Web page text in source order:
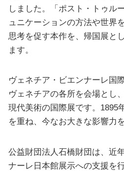
しました。「ポスト・トゥル
ュニケーションの方法や世界
思考を促す本作を、帰国展と
ます。
ヴェネチア・ビエンナーレ国
ヴェネチアの各所を会場とし
現代美術の国際展です。1895
を重ね、今なお大きな影響力
公益財団法人石橋財団は、近
ナーレ日本館展示への支援を